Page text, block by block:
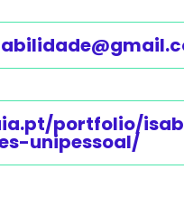
portfolio/
unipessoal/